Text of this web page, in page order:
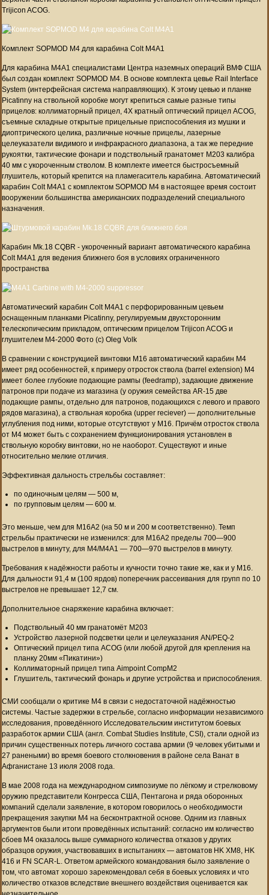
Trijicon ACOG.
Комплект SOPMOD M4 для карабина Colt M4A1
Для карабина M4A1 специалистами Центра наземных операций ВМФ США
был создан комплект SOPMOD M4. В основе комплекта цевье Rail Interface
System (интерфейсная система направляющих). К этому цевью и планке
Picatinny на ствольной коробке могут крепиться самые разные типы
прицелов: коллиматорный прицел, 4Х кратный оптический прицел ACOG,
съемные складные открытые прицельные приспособления из мушки и
диоптрического целика, различные ночные прицелы, лазерные
целеуказатели видимого и инфракрасного диапазона, а так же передние
рукоятки, тактические фонари и подствольный гранатомет М203 калибра
40 мм с укороченным стволом. В комплекте имеется быстросъемный
глушитель, который крепится на пламегаситель карабина. Автоматический
карабин Colt M4A1 с комплектом SOPMOD M4 в настоящее время состоит
вооружении большинства американских подразделений специального
назначения.
Карабин Mk.18 CQBR - укороченный вариант автоматического карабина
Colt M4A1 для ведения ближнего боя в условиях ограниченного
пространства
Автоматический карабин Colt M4A1 с перфорированным цевьем
оснащенным планками Picatinny, регулируемым двухсторонним
телескопическим прикладом, оптическим прицелом Trijicon ACOG и
глушителем M4-2000 Фото (c) Oleg Volk
В сравнении с конструкцией винтовки М16 автоматический карабин М4
имеет ряд особенностей, к примеру отросток ствола (barrel extension) М4
имеет более глубокие подающие рампы (feedramp), задающие движение
патронов при подаче из магазина (у оружия семейства AR-15 две
подающие рампы, отдельно для патронов, подающихся с левого и правого
рядов магазина), а ствольная коробка (upper reciever) — дополнительные
углубления под ними, которые отсутствуют у М16. Причём отросток ствола
от М4 может быть с сохранением функционирования установлен в
ствольную коробку винтовки, но не наоборот. Существуют и иные
относительно мелкие отличия.
Эффективная дальность стрельбы составляет:
по одиночным целям — 500 м,
по групповым целям — 600 м.
Это меньше, чем для М16А2 (на 50 м и 200 м соответственно). Темп
стрельбы практически не изменился: для М16А2 пределы 700—900
выстрелов в минуту, для M4/M4A1 — 700—970 выстрелов в минуту.
Требования к надёжности работы и кучности точно такие же, как и у М16.
Для дальности 91,4 м (100 ярдов) поперечник рассеивания для групп по 10
выстрелов не превышает 12,7 см.
Дополнительное снаряжение карабина включает:
Подствольный 40 мм гранатомёт М203
Устройство лазерной подсветки цели и целеуказания AN/PEQ-2
Оптический прицел типа ACOG (или любой другой для крепления на
планку 20мм «Пикатини»)
Коллиматорный прицел типа Aimpoint CompM2
Глушитель, тактический фонарь и другие устройства и приспособления.
СМИ сообщали о критике M4 в связи с недостаточной надёжностью
системы. Частые задержки в стрельбе, согласно информации независимого
исследования, проведённого Исследовательским институтом боевых
разработок армии США (англ. Combat Studies Institute, CSI), стали одной из
причин существенных потерь личного состава армии (9 человек убитыми и
27 ранеными) во время боевого столкновения в районе села Ванат в
Афганистане 13 июля 2008 года.
В мае 2008 года на международном симпозиуме по лёгкому и стрелковому
оружию представители Конгресса США, Пентагона и ряда оборонных
компаний сделали заявление, в котором говорилось о необходимости
прекращения закупки М4 на бесконтрактной основе. Одним из главных
аргументов были итоги проведённых испытаний: согласно им количество
сбоев М4 оказалось выше суммарного количества отказов у других
образцов оружия, участвовавших в испытаниях — автоматов HK XM8, HK
416 и FN SCAR-L. Ответом армейского командования было заявление о
том, что автомат хорошо зарекомендовал себя в боевых условиях и что
количество отказов вследствие внешнего воздействия оценивается как